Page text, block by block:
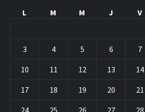
L
M M J V
3 4 5 6 7
10 11 12 13 14
17 18 19 20 21
24 25 26 27 28